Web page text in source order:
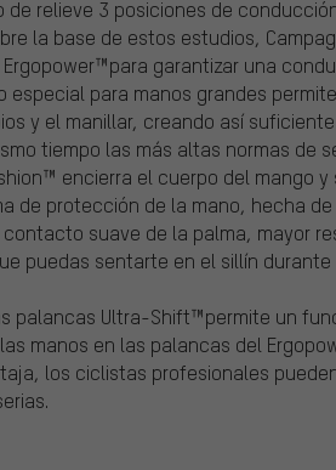
de relieve 3 posiciones de
la base de estos estudios,
garantizar una
especial para manos grandes
y el manillar, creando así
tiempo las más altas normas de
encierra el cuerpo del mango
de protección de la mano, hecha
suave de la palma, mayor
puedas sentarte en el sillín
palancas Ultra-Shift™permite un
manos en las palancas del
los ciclistas profesionales